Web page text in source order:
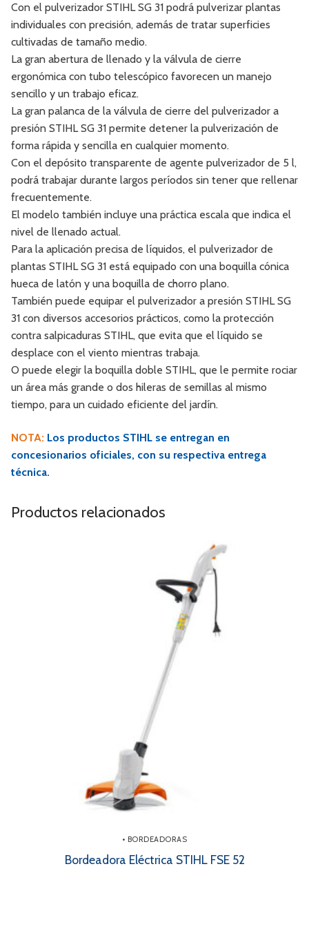
Con el pulverizador STIHL SG 31 podrá pulverizar plantas
individuales con precisión, además de tratar superficies
cultivadas de tamaño medio.
La gran abertura de llenado y la válvula de cierre
ergonómica con tubo telescópico favorecen un manejo
sencillo y un trabajo eficaz.
La gran palanca de la válvula de cierre del pulverizador a
presión STIHL SG 31 permite detener la pulverización de
forma rápida y sencilla en cualquier momento.
Con el depósito transparente de agente pulverizador de 5 l,
podrá trabajar durante largos períodos sin tener que rellenar
frecuentemente.
El modelo también incluye una práctica escala que indica el
nivel de llenado actual.
Para la aplicación precisa de líquidos, el pulverizador de
plantas STIHL SG 31 está equipado con una boquilla cónica
hueca de latón y una boquilla de chorro plano.
También puede equipar el pulverizador a presión STIHL SG
31 con diversos accesorios prácticos, como la protección
contra salpicaduras STIHL, que evita que el líquido se
desplace con el viento mientras trabaja.
O puede elegir la boquilla doble STIHL, que le permite rociar
un área más grande o dos hileras de semillas al mismo
tiempo, para un cuidado eficiente del jardín.
NOTA: Los productos STIHL se entregan en
concesionarios oficiales, con su respectiva entrega
técnica.
Productos relacionados
• BORDEADORAS
Bordeadora Eléctrica STIHL FSE 52